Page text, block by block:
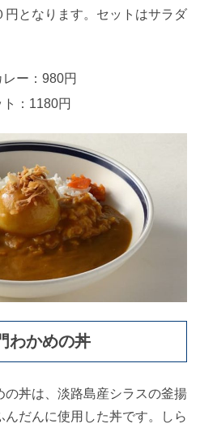
円となります。セットはサラダ
ー：980円
：1180円
わかめの丼
丼は、淡路島産シラスの釜揚
だんに使用した丼です。しら